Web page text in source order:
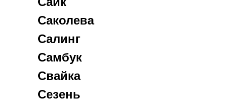
Сезень
Свайка
Самбук
Салинг
Саколева